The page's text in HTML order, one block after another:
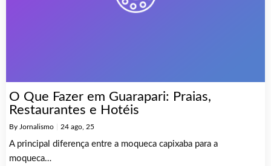
O Que Fazer em Guarapari: Praias,
Restaurantes e Hotéis
By Jornalismo 24 ago, 25
A principal diferença entre a moqueca capixaba para a
moqueca…